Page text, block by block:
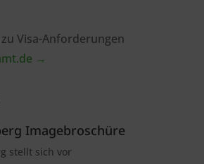
Visa-Anforderungen
→
Imagebroschüre
stellt sich vor